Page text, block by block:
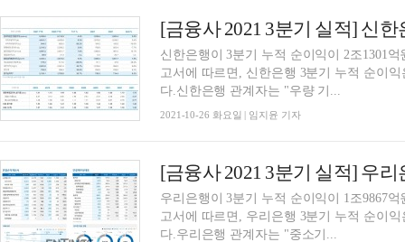
신한은행이 3분기 누적 순이익이 2조1301
고서에 따르면, 신한은행 3분기 누적 순이
다.신한은행 관계자는 "우량 기...
2021-10-26 화요일 | 임지윤 기자
우리은행이 3분기 누적 순이익이 1조9867
고서에 따르면, 우리은행 3분기 누적 순이
다.우리은행 관계자는 "중소기...